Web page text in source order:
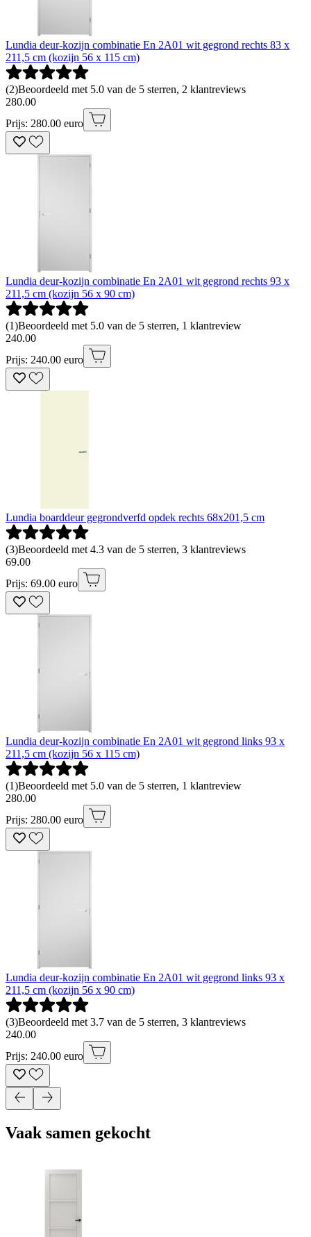
Lundia deur-kozijn combinatie En 2A01 wit gegrond rechts 83 x
211,5 cm (kozijn 56 x 115 cm)
(2)Beoordeeld met 5.0 van de 5 sterren, 2 klantreviews
280.00
Prijs: 280.00 euro
Lundia deur-kozijn combinatie En 2A01 wit gegrond rechts 93 x
211,5 cm (kozijn 56 x 90 cm)
(1)Beoordeeld met 5.0 van de 5 sterren, 1 klantreview
240.00
Prijs: 240.00 euro
Lundia boarddeur gegrondverfd opdek rechts 68x201,5 cm
(3)Beoordeeld met 4.3 van de 5 sterren, 3 klantreviews
69.00
Prijs: 69.00 euro
Lundia deur-kozijn combinatie En 2A01 wit gegrond links 93 x
211,5 cm (kozijn 56 x 115 cm)
(1)Beoordeeld met 5.0 van de 5 sterren, 1 klantreview
280.00
Prijs: 280.00 euro
Lundia deur-kozijn combinatie En 2A01 wit gegrond links 93 x
211,5 cm (kozijn 56 x 90 cm)
(3)Beoordeeld met 3.7 van de 5 sterren, 3 klantreviews
240.00
Prijs: 240.00 euro
Vaak samen gekocht